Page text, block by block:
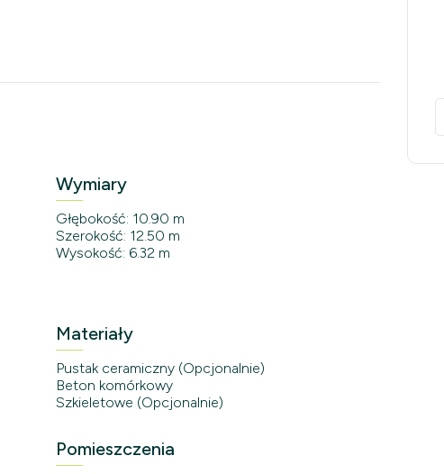
Wymiary
Głębokość: 10.90 m
Szerokość: 12.50 m
Wysokość: 6.32 m
Materiały
Pustak ceramiczny (Opcjonalnie)
Beton komórkowy
Szkieletowe (Opcjonalnie)
Pomieszczenia